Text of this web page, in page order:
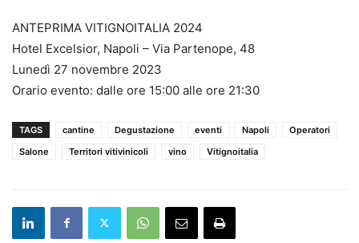
ANTEPRIMA VITIGNOITALIA 2024
Hotel Excelsior, Napoli – Via Partenope, 48
Lunedì 27 novembre 2023
Orario evento: dalle ore 15:00 alle ore 21:30
TAGS cantine Degustazione eventi Napoli
Operatori
Salone
Territori vitivinicoli vino Vitignoitalia